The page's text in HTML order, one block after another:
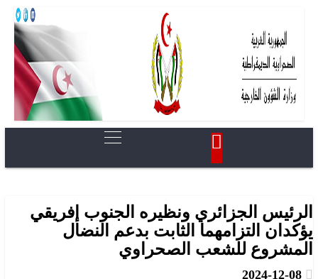
الرئيس الجزائري ونظيره الجنوب إفريقي
يؤكدان التزامهما الثابت بدعم النضال
المشروع للشعب الصحراوي